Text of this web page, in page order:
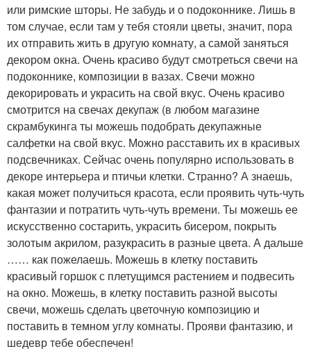
или римские шторы. Не забудь и о подоконнике. Лишь в
том случае, если там у тебя стояли цветы, значит, пора
их отправить жить в другую комнату, а самой заняться
декором окна. Очень красиво будут смотреться свечи на
подоконнике, композиции в вазах. Свечи можно
декорировать и украсить на свой вкус. Очень красиво
смотрится на свечах декупаж (в любом магазине
скрамбукинга ты можешь подобрать декупажные
салфетки на свой вкус. Можно расставить их в красивых
подсвечниках. Сейчас очень популярно использовать в
декоре интерьера и птичьи клетки. Странно? А знаешь,
какая может получиться красота, если проявить чуть-чуть
фантазии и потратить чуть-чуть времени. Ты можешь ее
искусственно состарить, украсить бисером, покрыть
золотым акрилом, разукрасить в разные цвета. А дальше
…… как пожелаешь. Можешь в клетку поставить
красивый горшок с плетущимся растением и подвесить
на окно. Можешь, в клетку поставить разной высоты
свечи, можешь сделать цветочную композицию и
поставить в темном углу комнаты. Прояви фантазию, и
шедевр тебе обеспечен!